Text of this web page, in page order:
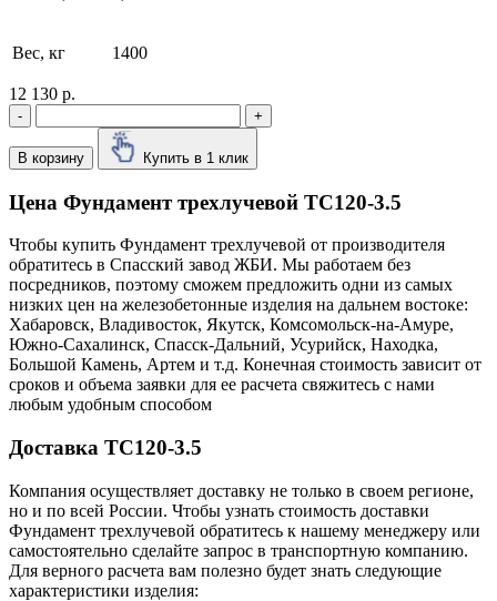
Вес, кг 1400
12 130 р.
- +
В корзину Купить в 1 клик
Цена Фундамент трехлучевой ТС120-3.5
Чтобы купить Фундамент трехлучевой от производителя
обратитесь в Cпасский завод ЖБИ. Мы работаем без
посредников, поэтому сможем предложить одни из самых
низких цен на железобетонные изделия на дальнем востоке:
Хабаровск, Владивосток, Якутск, Комсомольск-на-Амуре,
Южно-Сахалинск, Спасск-Дальний, Усурийск, Находка,
Большой Камень, Артем и т.д. Конечная стоимость зависит от
сроков и объема заявки для ее расчета свяжитесь с нами
любым удобным способом
Доставка ТС120-3.5
Компания осуществляет доставку не только в своем регионе,
но и по всей России. Чтобы узнать стоимость доставки
Фундамент трехлучевой обратитесь к нашему менеджеру или
самостоятельно сделайте запрос в транспортную компанию.
Для верного расчета вам полезно будет знать следующие
характеристики изделия: